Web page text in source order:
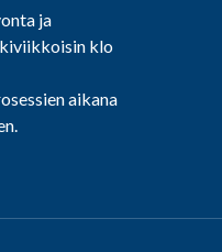
ja
klo
aikana